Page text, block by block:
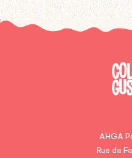
AHGA
Rue de